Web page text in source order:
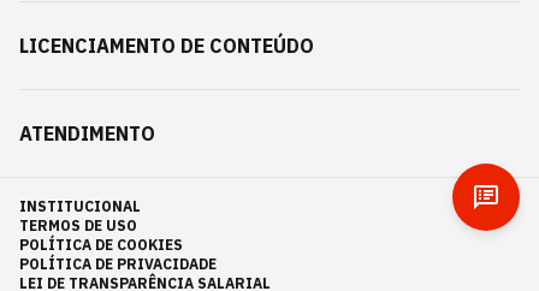
LICENCIAMENTO DE CONTEÚDO
ATENDIMENTO
INSTITUCIONAL
TERMOS DE USO
POLÍTICA DE COOKIES
POLÍTICA DE PRIVACIDADE
LEI DE TRANSPARÊNCIA SALARIAL